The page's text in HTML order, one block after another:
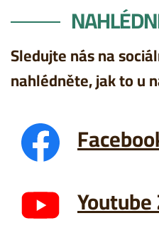
Sledujte nás na
nahlédněte, jak to u